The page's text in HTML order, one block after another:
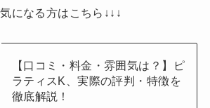
になる方はこちら↓↓↓
【口コミ・料金・雰囲気は？】ピ
ラティスK、実際の評判・特徴を
徹底解説！